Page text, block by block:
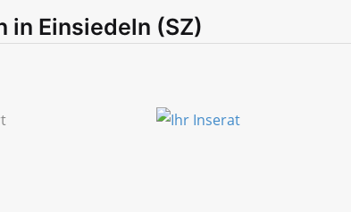
in Einsiedeln (SZ)